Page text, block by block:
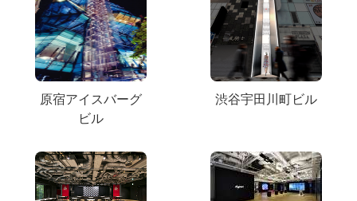
原宿アイスバーグ
ビル
渋谷宇田川町ビル